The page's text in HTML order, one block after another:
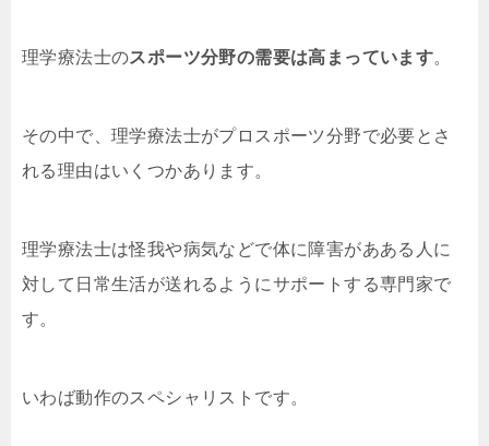
理学療法士のスポーツ分野の需要は高まっています。
その中で、理学療法士がプロスポーツ分野で必要とさ
れる理由はいくつかあります。
理学療法士は怪我や病気などで体に障害があある人に
対して日常生活が送れるようにサポートする専門家で
す。
いわば動作のスペシャリストです。